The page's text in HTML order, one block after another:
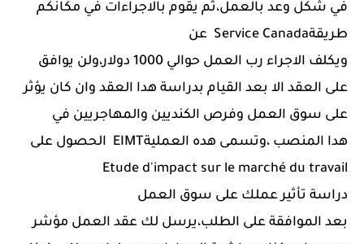
في شكل وعد بالعمل،ثم يقوم بالاجراءات في مكانكم
عن Service Canadaطريقة
ويكلف الاجراء رب العمل حوالي 1000 دولار،ولن يوافق
على العقد الا بعد القيام بدراسة هدا العقد وان كان يؤثر
على سوق العمل وفرص الكنديين والمهاجريين في
الحصول على EIMTهدا المنصب ،وتسمى هده العملية
Etude d'impact sur le marché du travail
دراسة تأثير عملك على سوق العمل
بعد الموافقة على الطلب،يرسل لك عقد العمل مؤشر